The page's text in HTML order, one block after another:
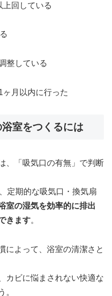
上回している
整している
ヶ月以内に行った
室をつくるには
、「吸気口の有無」で判断
定期的な吸気口・換気扇
室の湿気を効率的に排出
きます。
によって、浴室の清潔さと
カビに悩まされない快適な
。